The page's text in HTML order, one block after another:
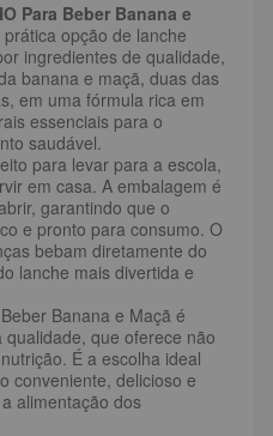
Para Beber Banana e
opção de lanche
ingredientes de qualidade,
banana e maçã, duas das
em uma fórmula rica em
essenciais para o
saudável.
para levar para a escola,
em casa. A embalagem é
garantindo que o
e pronto para consumo. O
bebam diretamente do
lanche mais divertida e
Banana e Maçã é
que oferece não
É a escolha ideal
conveniente, delicioso e
alimentação dos